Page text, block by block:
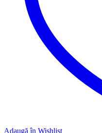
Adaugă în Wishlist